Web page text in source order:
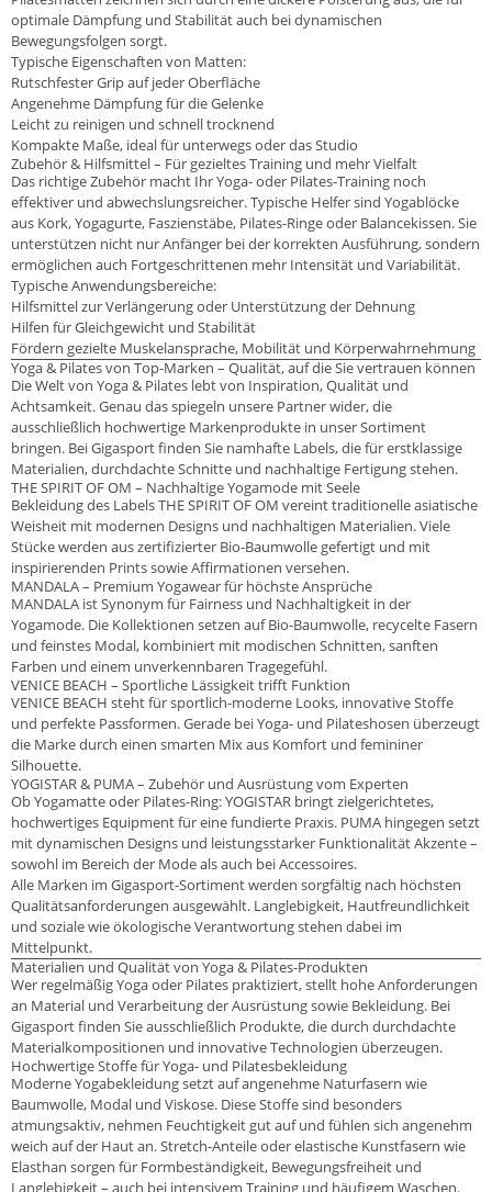
optimale Dämpfung und Stabilität auch bei dynamischen
Bewegungsfolgen sorgt.
Typische Eigenschaften von Matten:
Rutschfester Grip auf jeder Oberfläche
Angenehme Dämpfung für die Gelenke
Leicht zu reinigen und schnell trocknend
Kompakte Maße, ideal für unterwegs oder das Studio
Zubehör & Hilfsmittel – Für gezieltes Training und mehr Vielfalt
Das richtige Zubehör macht Ihr Yoga- oder Pilates-Training noch
effektiver und abwechslungsreicher. Typische Helfer sind Yogablöcke
aus Kork, Yogagurte, Faszienstäbe, Pilates-Ringe oder Balancekissen. Sie
unterstützen nicht nur Anfänger bei der korrekten Ausführung, sondern
ermöglichen auch Fortgeschrittenen mehr Intensität und Variabilität.
Typische Anwendungsbereiche:
Hilfsmittel zur Verlängerung oder Unterstützung der Dehnung
Hilfen für Gleichgewicht und Stabilität
Fördern gezielte Muskelansprache, Mobilität und Körperwahrnehmung
Yoga & Pilates von Top-Marken – Qualität, auf die Sie vertrauen können
Die Welt von Yoga & Pilates lebt von Inspiration, Qualität und
Achtsamkeit. Genau das spiegeln unsere Partner wider, die
ausschließlich hochwertige Markenprodukte in unser Sortiment
bringen. Bei Gigasport finden Sie namhafte Labels, die für erstklassige
Materialien, durchdachte Schnitte und nachhaltige Fertigung stehen.
THE SPIRIT OF OM – Nachhaltige Yogamode mit Seele
Bekleidung des Labels THE SPIRIT OF OM vereint traditionelle asiatische
Weisheit mit modernen Designs und nachhaltigen Materialien. Viele
Stücke werden aus zertifizierter Bio-Baumwolle gefertigt und mit
inspirierenden Prints sowie Affirmationen versehen.
MANDALA – Premium Yogawear für höchste Ansprüche
MANDALA ist Synonym für Fairness und Nachhaltigkeit in der
Yogamode. Die Kollektionen setzen auf Bio-Baumwolle, recycelte Fasern
und feinstes Modal, kombiniert mit modischen Schnitten, sanften
Farben und einem unverkennbaren Tragegefühl.
VENICE BEACH – Sportliche Lässigkeit trifft Funktion
VENICE BEACH steht für sportlich-moderne Looks, innovative Stoffe
und perfekte Passformen. Gerade bei Yoga- und Pilateshosen überzeugt
die Marke durch einen smarten Mix aus Komfort und femininer
Silhouette.
YOGISTAR & PUMA – Zubehör und Ausrüstung vom Experten
Ob Yogamatte oder Pilates-Ring: YOGISTAR bringt zielgerichtetes,
hochwertiges Equipment für eine fundierte Praxis. PUMA hingegen setzt
mit dynamischen Designs und leistungsstarker Funktionalität Akzente –
sowohl im Bereich der Mode als auch bei Accessoires.
Alle Marken im Gigasport-Sortiment werden sorgfältig nach höchsten
Qualitätsanforderungen ausgewählt. Langlebigkeit, Hautfreundlichkeit
und soziale wie ökologische Verantwortung stehen dabei im
Mittelpunkt.
Materialien und Qualität von Yoga & Pilates-Produkten
Wer regelmäßig Yoga oder Pilates praktiziert, stellt hohe Anforderungen
an Material und Verarbeitung der Ausrüstung sowie Bekleidung. Bei
Gigasport finden Sie ausschließlich Produkte, die durch durchdachte
Materialkompositionen und innovative Technologien überzeugen.
Hochwertige Stoffe für Yoga- und Pilatesbekleidung
Moderne Yogabekleidung setzt auf angenehme Naturfasern wie
Baumwolle, Modal und Viskose. Diese Stoffe sind besonders
atmungsaktiv, nehmen Feuchtigkeit gut auf und fühlen sich angenehm
weich auf der Haut an. Stretch-Anteile oder elastische Kunstfasern wie
Elasthan sorgen für Formbeständigkeit, Bewegungsfreiheit und